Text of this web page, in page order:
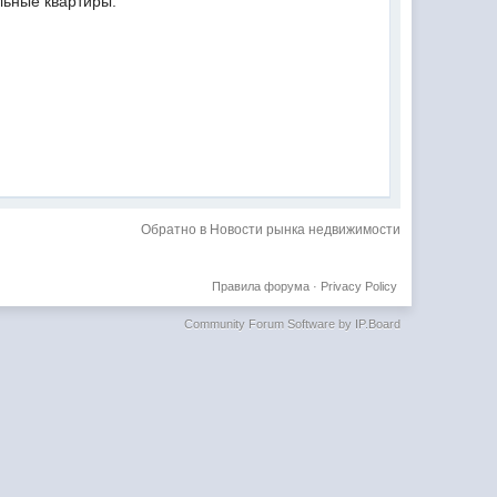
Обратно в Новости рынка недвижимости
Privacy Policy
Правила форума·
Community Forum Software by IP.Board